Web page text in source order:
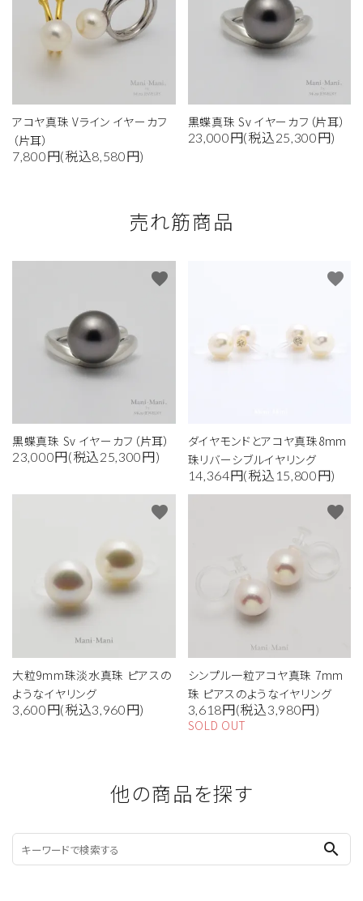
アコヤ真珠 Vライン イヤーカフ
（片耳）
7,800円(税込8,580円)
黒蝶真珠 Sv イヤーカフ（片耳）
23,000円(税込25,300円)
売れ筋商品
黒蝶真珠 Sv イヤーカフ（片耳）
23,000円(税込25,300円)
favorite
ダイヤモンドとアコヤ真珠8mm
珠リバーシブルイヤリング
14,364円(税込15,800円)
favorite
大粒9mm珠淡水真珠 ピアスの
ようなイヤリング
3,600円(税込3,960円)
favorite
シンプル一粒アコヤ真珠 7mm
珠 ピアスのようなイヤリング
3,618円(税込3,980円)
SOLD OUT
favorite
他の商品を探す
search